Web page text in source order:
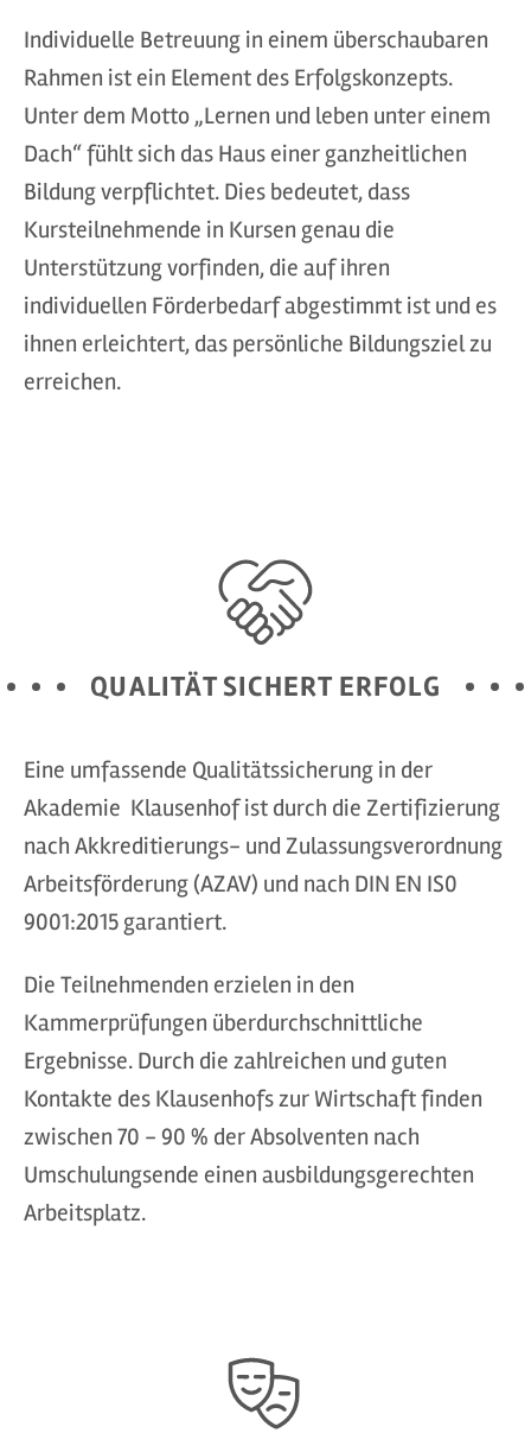
Individuelle Betreuung in einem überschaubaren
Rahmen ist ein Element des Erfolgskonzepts.
Unter dem Motto „Lernen und leben unter einem
Dach“ fühlt sich das Haus einer ganzheitlichen
Bildung verpflichtet. Dies bedeutet, dass
Kursteilnehmende in Kursen genau die
Unterstützung vorfinden, die auf ihren
individuellen Förderbedarf abgestimmt ist und es
ihnen erleichtert, das persönliche Bildungsziel zu
erreichen.
QUALITÄT SICHERT ERFOLG
Eine umfassende Qualitätssicherung in der
Akademie Klausenhof ist durch die Zertifizierung
nach Akkreditierungs- und Zulassungsverordnung
Arbeitsförderung (AZAV) und nach DIN EN IS0
9001:2015 garantiert.
Die Teilnehmenden erzielen in den
Kammerprüfungen überdurchschnittliche
Ergebnisse. Durch die zahlreichen und guten
Kontakte des Klausenhofs zur Wirtschaft finden
zwischen 70 - 90 % der Absolventen nach
Umschulungsende einen ausbildungsgerechten
Arbeitsplatz.